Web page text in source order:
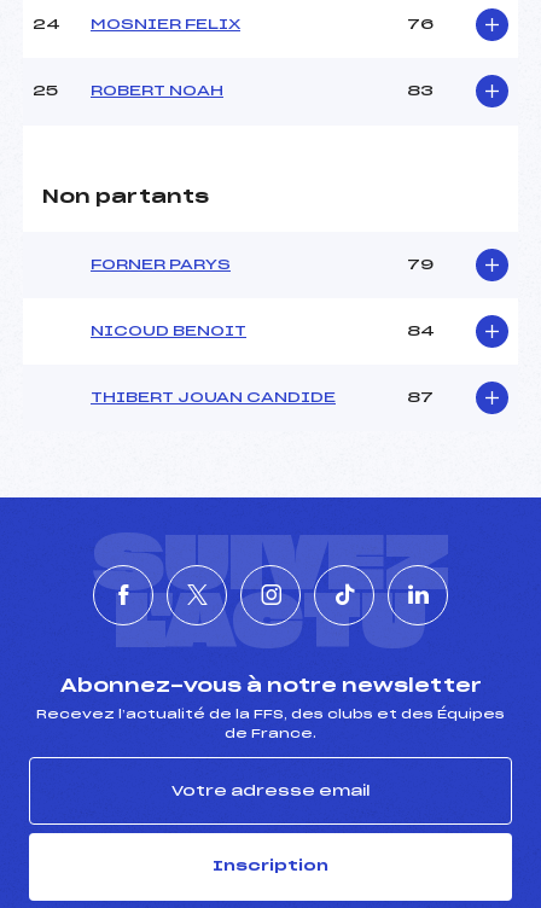
24 MOSNIER FELIX 76
25 ROBERT NOAH 83
Non partants
FORNER PARYS 79
NICOUD BENOIT 84
THIBERT JOUAN CANDIDE 87
SUIVEZ
L'ACTU
Abonnez-vous à notre newsletter
Recevez l’actualité de la FFS, des clubs et des Équipes
de France.
Inscription